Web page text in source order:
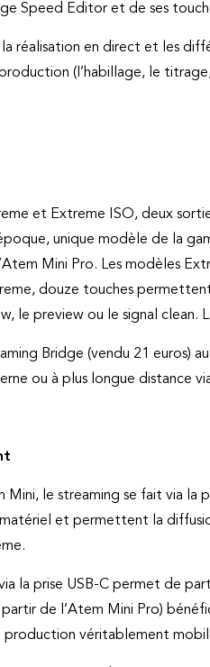
Speed Editor et de ses
réalisation en direct et les
(l’habillage, le
et Extreme ISO, deux
unique modèle de la
Mini Pro. Les modèles
douze touches
le preview ou le signal clean.
Bridge (vendu 21 euros)
ou à plus longue distance
Mini, le streaming se fait via la
et permettent la
la prise USB-C permet de
de l’Atem Mini Pro)
production véritablement